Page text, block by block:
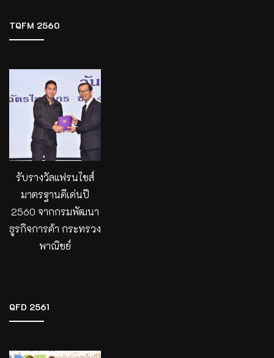
TQFM 2560
รับรางวัลแฟรนไชส์
มาตรฐานดีเด่นปี
2560 จากกรมพัฒนา
ธูรกิจการค้า กระทรวง
พาณิชย์
QFD 2561